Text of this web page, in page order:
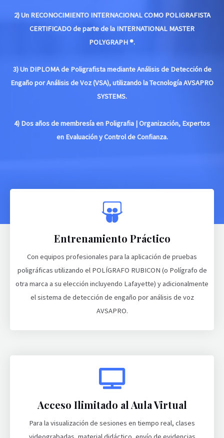
2) Un RECONOCIMIENTO INTERNACIONAL COMO POLIGRAFISTA
CERTIFICADO de parte de la INTERNATIONAL MASTER
POLYGRAPH ®.
3) Un DIPLOMA de Poligrafista mediante Análisis de Detección de
Engaño por Análisis de Voz (VSA), utilizando la Tecnología AVSAPRO
SYSTEMS.
4) Dos años de membresía en Poligrafia | Organización, Expertos
en Evaluación y Control de Confianza.
Entrenamiento Práctico
Con equipos profesionales para la aplicación de pruebas
poligráficas utilizando el POLÍGRAFO RUBICON (o Polígrafo de
otra marca a su elección incluyendo Lafayette) y adicionalmente
el sistema de detección de engaño por análisis de voz
AVSAPRO.
Acceso Ilimitado al Aula Virtual
Para la visualización de sesiones en tiempo real, clases